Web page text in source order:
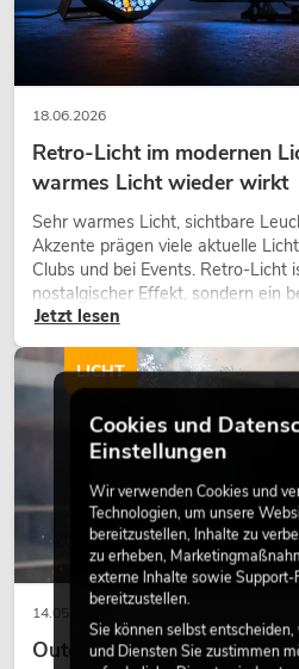
18.06.2026
Retro-Licht im modernen
warmes Licht wieder wirkt
Sehr warmes Licht, sichtbare
Akzente prägen viele aktuelle
Clubs und bei Events. Retro-Licht
nostalgischer Effekt, sondern ein
Gestaltungsmittel: Es schafft
wirken lassen.
Jetzt lesen
14.05.2026
Outdoor Moving-Heads:
LICHT
Cookies und
Einstellungen
Wir verwenden Cookies und
Technologien, um unsere
bereitzustellen, Inhalte zu
zu erheben,
externe Inhalte sowie Support-
bereitzustellen.
Sie können selbst
und Diensten Sie zustimmen